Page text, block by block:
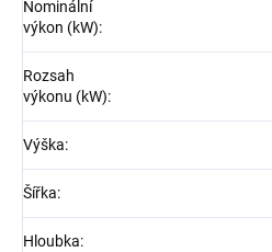
Nominální
výkon (kW):
Rozsah
výkonu (kW):
Výška:
Šířka:
Hloubka: